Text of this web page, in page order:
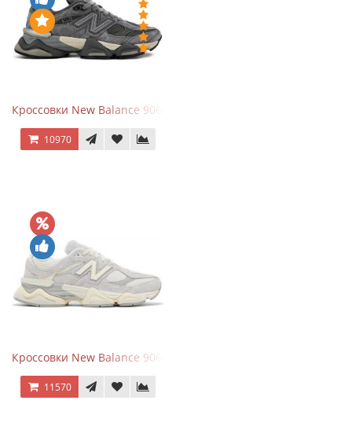
Кроссовки New Balance 9060 x Joe Freshgoods Dark Grey
10970
Кроссовки New Balance 9060 Quartz Grey
11570